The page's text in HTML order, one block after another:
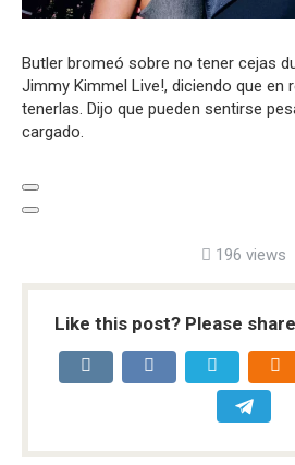
Butler bromeó sobre no tener cejas
Jimmy Kimmel Live!, diciendo que en
tenerlas. Dijo que pueden sentirse
cargado.
196 views
Like this post? Please